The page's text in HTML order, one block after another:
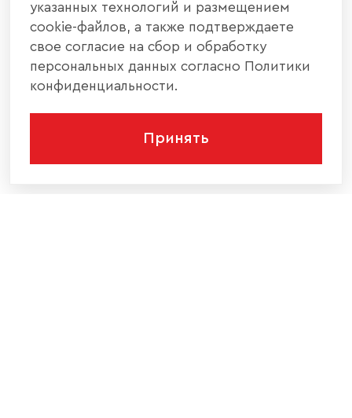
указанных технологий и размещением
cookie-файлов, а также подтверждаете
свое согласие на сбор и обработку
персональных данных согласно Политики
конфиденциальности.
Принять